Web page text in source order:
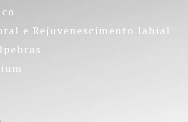
e Rejuvenescimento labial